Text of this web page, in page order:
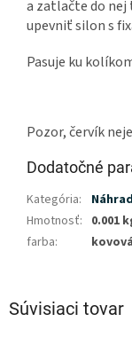
Súvisiaci tovar
a zatlačte do nej
upevniť silon s
Pasuje ku
Pozor, červík
Dodatočné
Kategória:
Hmotnosť: 0.001
farba: kovová